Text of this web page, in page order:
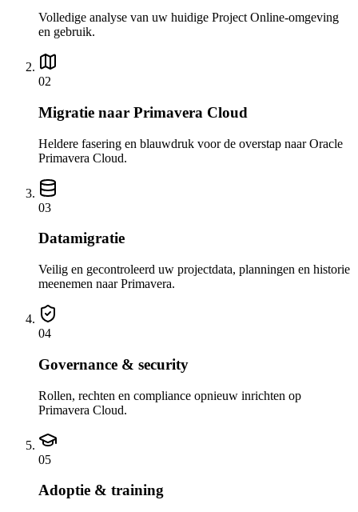
Volledige analyse van uw huidige Project Online-omgeving
en gebruik.
02
Migratie naar Primavera Cloud
Heldere fasering en blauwdruk voor de overstap naar Oracle
Primavera Cloud.
03
Datamigratie
Veilig en gecontroleerd uw projectdata, planningen en historie
meenemen naar Primavera.
04
Governance & security
Rollen, rechten en compliance opnieuw inrichten op
Primavera Cloud.
05
Adoptie & training